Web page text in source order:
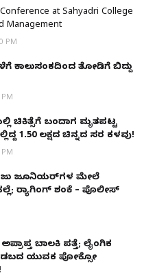
at Sahyadri College
Management
PM
ಕಾಲುಸಂಕದಿಂದ ತೋಡಿಗೆ ಬಿದ್ದು
ಚಿಕಿತ್ಸೆಗೆ ಬಂದಾಗ ಮೃತಪಟ್ಟ
₹1.50 ಲಕ್ಷದ ಚಿನ್ನದ ಸರ ಕಳವು!
ಜೂನಿಯರ್‌ಗಳ ಮೇಲೆ
ರ‌್ಯಾಗಿಂಗ್ ಶಂಕೆ – ಪೊಲೀಸ್
ಬಾಲಕಿ ಪತ್ತೆ; ಲೈಂಗಿಕ
ಯುವಕ ಪೋಕ್ಸೋ